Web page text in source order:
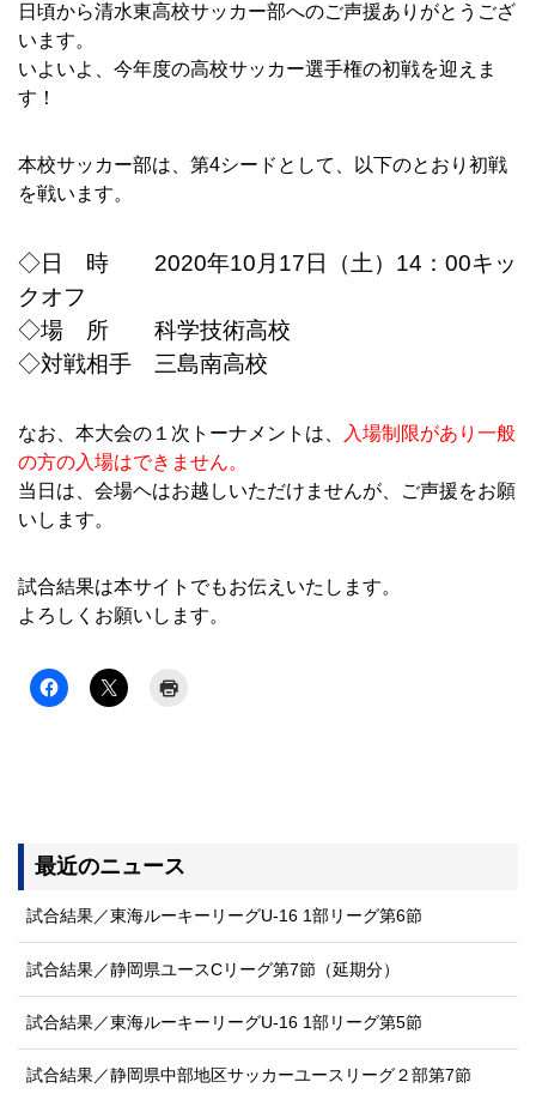
日頃から清水東高校サッカー部へのご声援ありがとうござ
います。
いよいよ、今年度の高校サッカー選手権の初戦を迎えま
す！
本校サッカー部は、第4シードとして、以下のとおり初戦
を戦います。
◇日 時 2020年10月17日（土）14：00キッ
クオフ
◇場 所 科学技術高校
◇対戦相手 三島南高校
なお、本大会の１次トーナメントは、
入場制限があり一般
の方の入場はできません。
当日は、会場ヘはお越しいただけませんが、ご声援をお願
いします。
試合結果は本サイトでもお伝えいたします。
よろしくお願いします。
最近のニュース
試合結果／東海ルーキーリーグU-16 1部リーグ第6節
試合結果／静岡県ユースCリーグ第7節（延期分）
試合結果／東海ルーキーリーグU-16 1部リーグ第5節
試合結果／静岡県中部地区サッカーユースリーグ２部第7節